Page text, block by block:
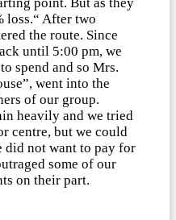
loss.“ After two
the route. Since
until 5:00 pm, we
spend and so Mrs.
went into the
of our group.
heavily and we tried
centre, but we could
did not want to pay for
some of our
on their part.